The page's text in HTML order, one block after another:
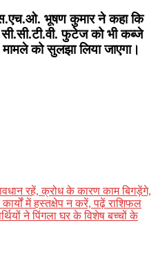
भूषण कुमार ने कहा कि
फुटेज को भी कब्जे
को सुलझा लिया जाएगा।
रहें, क्रोध के कारण काम बिगड़ेंगे,
में हस्तक्षेप न करें, पढ़ें राशिफल
ने पिंगला घर के विशेष बच्चों के